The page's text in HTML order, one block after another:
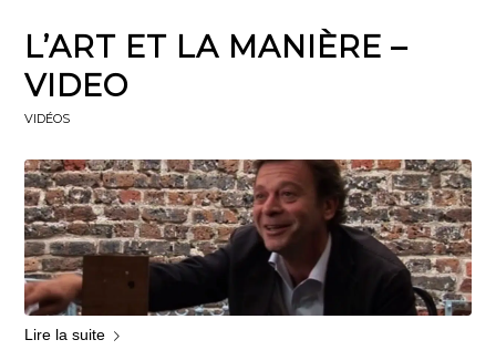
L’ART ET LA MANIÈRE –
VIDEO
VIDÉOS
Lire la suite